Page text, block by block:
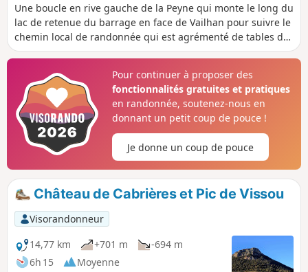
Une boucle en rive gauche de la Peyne qui monte le long du
lac de retenue du barrage en face de Vailhan pour suivre le
chemin local de randonnée qui est agrémenté de tables de
pique-nique et offre un beau panorama.
Pour continuer à proposer des
fonctionnalités gratuites et pratiques
en randonnée, soutenez-nous en
donnant un petit coup de pouce !
Je donne un coup de pouce
Château de Cabrières et Pic de Vissou
Visorandonneur
14,77 km
+701 m
-694 m
6h 15
Moyenne